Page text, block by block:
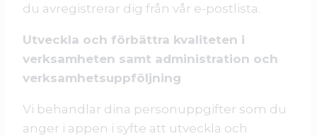
du avregistrerar dig från vår e-postlista.
Utveckla och förbättra kvaliteten i
verksamheten samt administration och
verksamhetsuppföljning
Vi behandlar dina personuppgifter som du
anger i appen i syfte att utveckla och